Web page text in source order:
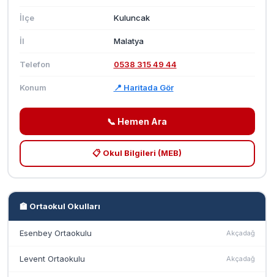
İlçe Kuluncak
İl Malatya
Telefon 0538 315 49 44
Konum 📍 Haritada Gör
📞 Hemen Ara
📋 Okul Bilgileri (MEB)
🏫 Ortaokul Okulları
Esenbey Ortaokulu Akçadağ
Levent Ortaokulu Akçadağ